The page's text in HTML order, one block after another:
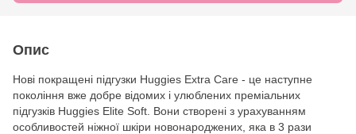
Опис
Нові покращені підгузки Huggies Extra Care - це наступне
покоління вже добре відомих і улюблених преміальних
підгузків Huggies Elite Soft. Вони створені з урахуванням
особливостей ніжної шкіри новонароджених, яка в 3 рази